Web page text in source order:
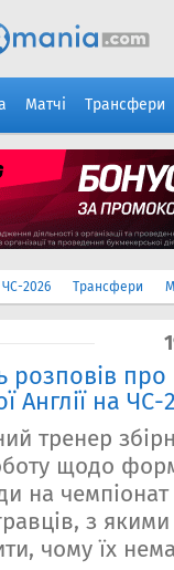
Матчі Трансфери
ЧС-2026 Трансфери
розповів
Англії на ЧС-
тренер
щодо
на чемпіонат
з
чому їх